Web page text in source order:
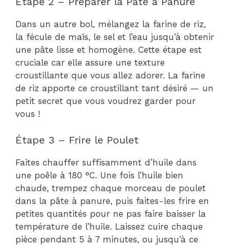
Dans un autre bol, mélangez la farine de riz,
la fécule de maïs, le sel et l’eau jusqu’à obtenir
une pâte lisse et homogène. Cette étape est
cruciale car elle assure une texture
croustillante que vous allez adorer. La farine
de riz apporte ce croustillant tant désiré — un
petit secret que vous voudrez garder pour
vous !
Étape 3 – Frire le Poulet
Faites chauffer suffisamment d’huile dans
une poêle à 180 °C. Une fois l’huile bien
chaude, trempez chaque morceau de poulet
dans la pâte à panure, puis faites-les frire en
petites quantités pour ne pas faire baisser la
température de l’huile. Laissez cuire chaque
pièce pendant 5 à 7 minutes, ou jusqu’à ce